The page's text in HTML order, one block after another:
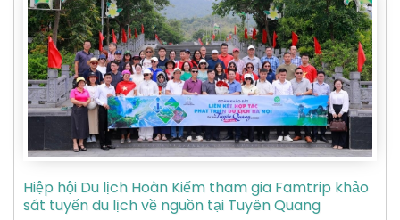
Hiệp hội Du lịch Hoàn Kiếm tham gia Famtrip khảo
sát tuyến du lịch về nguồn tại Tuyên Quang